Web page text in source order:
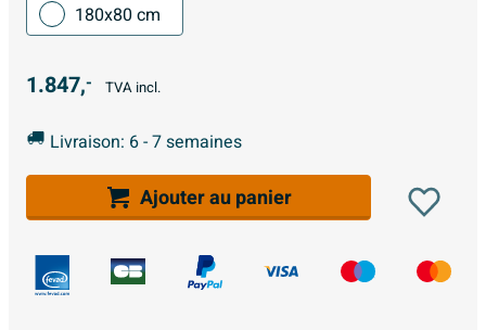
180x80 cm
1.847,- TVA incl.
Livraison: 6 - 7 semaines
Ajouter au panier